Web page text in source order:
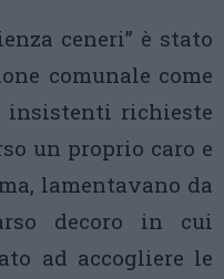
ceneri” è stato
comunale come
insistenti richieste
un proprio caro e
lamentavano da
decoro in cui
ad accogliere le